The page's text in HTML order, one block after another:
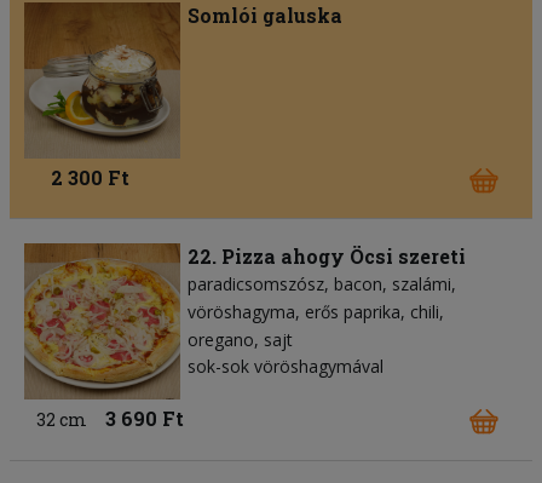
Somlói galuska
2 300 Ft
22. Pizza ahogy Öcsi szereti
paradicsomszósz bacon szalámi
vöröshagyma erős paprika chili
oregano sajt
sok-sok vöröshagymával
32 cm 3 690 Ft